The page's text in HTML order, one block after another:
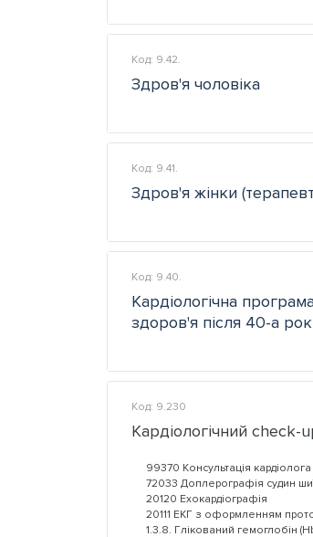
Код: 9.42.
Здров'я чоловіка
Код: 9.41.
Здров'я жінки
Код: 9.40.
Кардіологічна
здоров'я після 40-а
Код: 9.230
Кардіологічний check-
99370 Консультація кардіолога
72033 Доплерографія судин
20120 Ехокардіографія
20111 ЕКГ з оформленням
1.3.8. Глікований гемоглобін